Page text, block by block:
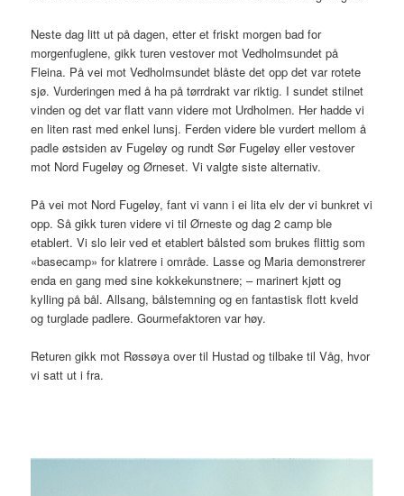
Neste dag litt ut på dagen, etter et friskt morgen bad for
morgenfuglene, gikk turen vestover mot Vedholmsundet på
Fleina. På vei mot Vedholmsundet blåste det opp det var rotete
sjø. Vurderingen med å ha på tørrdrakt var riktig. I sundet stilnet
vinden og det var flatt vann videre mot Urdholmen. Her hadde vi
en liten rast med enkel lunsj. Ferden videre ble vurdert mellom å
padle østsiden av Fugeløy og rundt Sør Fugeløy eller vestover
mot Nord Fugeløy og Ørneset. Vi valgte siste alternativ.
På vei mot Nord Fugeløy, fant vi vann i ei lita elv der vi bunkret vi
opp. Så gikk turen videre vi til Ørneste og dag 2 camp ble
etablert. Vi slo leir ved et etablert bålsted som brukes flittig som
«basecamp» for klatrere i område. Lasse og Maria demonstrerer
enda en gang med sine kokkekunstnere; – marinert kjøtt og
kylling på bål. Allsang, bålstemning og en fantastisk flott kveld
og turglade padlere. Gourmefaktoren var høy.
Returen gikk mot Røssøya over til Hustad og tilbake til Våg, hvor
vi satt ut i fra.